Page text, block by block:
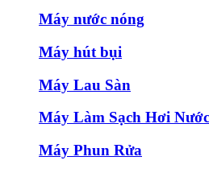
Máy nước nóng
Máy hút bụi
Máy Lau Sàn
Máy Làm Sạch Hơi Nước
Máy Phun Rửa